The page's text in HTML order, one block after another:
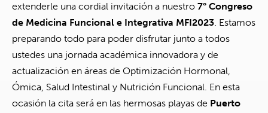
extenderle una cordial invitación a nuestro 7° Congreso
de Medicina Funcional e Integrativa MFI2023. Estamos
preparando todo para poder disfrutar junto a todos
ustedes una jornada académica innovadora y de
actualización en áreas de Optimización Hormonal,
Ómica, Salud Intestinal y Nutrición Funcional. En esta
ocasión la cita será en las hermosas playas de Puerto